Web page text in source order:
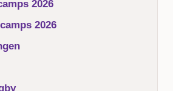
2026
2026